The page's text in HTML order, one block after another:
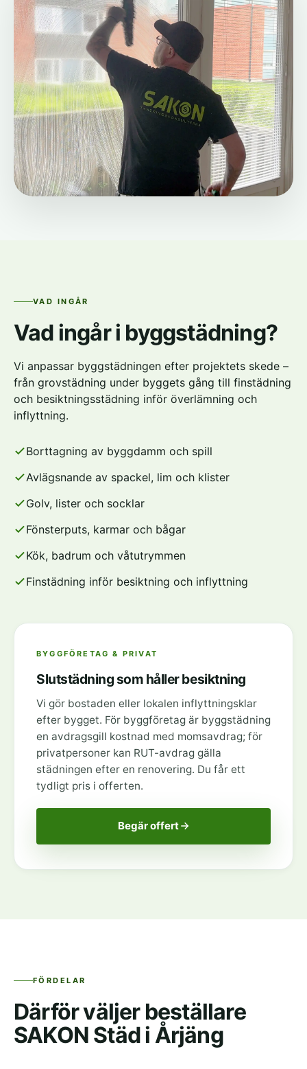
VAD INGÅR
Vad ingår i byggstädning?
Vi anpassar byggstädningen efter projektets skede –
från grovstädning under byggets gång till finstädning
och besiktningsstädning inför överlämning och
inflyttning.
Borttagning av byggdamm och spill
Avlägsnande av spackel, lim och klister
Golv, lister och socklar
Fönsterputs, karmar och bågar
Kök, badrum och våtutrymmen
Finstädning inför besiktning och inflyttning
BYGGFÖRETAG & PRIVAT
Slutstädning som håller besiktning
Vi gör bostaden eller lokalen inflyttningsklar
efter bygget. För byggföretag är byggstädning
en avdragsgill kostnad med momsavdrag; för
privatpersoner kan RUT-avdrag gälla
städningen efter en renovering. Du får ett
tydligt pris i offerten.
Begär offert
FÖRDELAR
Därför väljer beställare
SAKON Städ i Årjäng